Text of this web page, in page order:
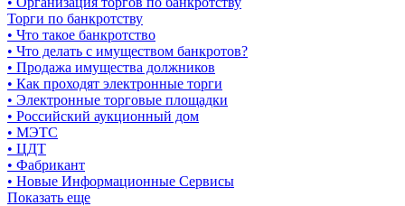
Торги по банкротству
• Что такое банкротство
• Что делать с имуществом банкротов?
• Продажа имущества должников
• Как проходят электронные торги
• Электронные торговые площадки
• Российский аукционный дом
• МЭТС
• ЦДТ
• Фабрикант
• Новые Информационные Сервисы
Показать еще